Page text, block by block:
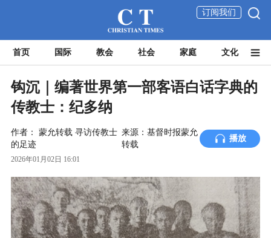
订阅我们
首页 国际 教会 社会 家庭 文化
钩沉｜编著世界第一部客语白话字典的
传教士：纪多纳
作者： 蒙允转载 寻访传教士
的足迹
来源：基督时报蒙允
转载
播放
2026年01月02日 16:01